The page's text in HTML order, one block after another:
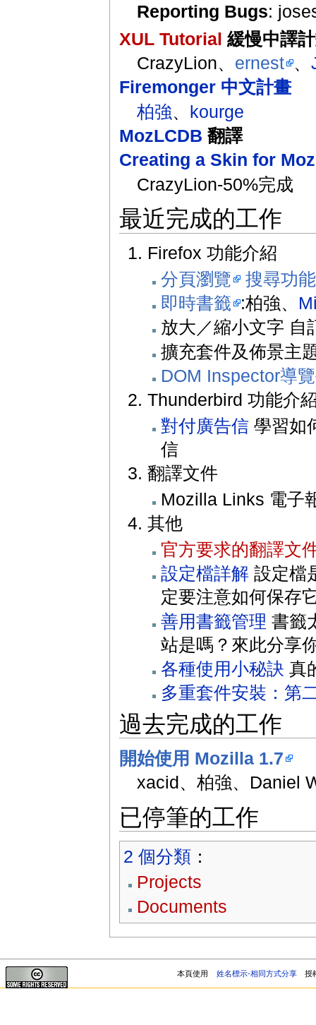
Reporting Bugs:
XUL Tutorial 緩慢中譯
CrazyLion、 ernest 、
Firemonger 中文計畫
柏強、 kourge
MozLCDB 翻譯
Creating a Skin for
CrazyLion-50%完成
最近完成的工作
Firefox 功能介紹
分頁瀏覽
搜尋功能
即時書籤 :柏強、
放大／縮小文字 自
擴充套件及佈景主
DOM Inspector導
Thunderbird 功能介
對付廣告信 學習如
信
翻譯文件
Mozilla Links 電子
其他
官方要求的翻譯文
設定檔詳解 設定檔
定要注意如何保存
善用書籤管理 書籤
站是嗎？來此分享
各種使用小秘訣 真
多重套件安裝：第
過去完成的工作
開始使用 Mozilla 1.7
xacid、柏強、Daniel
已停筆的工作
2 個分類 ：
Projects
Documents
本頁使用 姓名標示-相同方式分享 授